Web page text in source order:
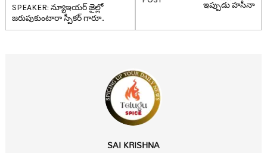
SPEAKER: న్యూఇయ‌ర్ జైల్లో
జ‌రుపుకుంటారా స్పీక‌ర్ గారూ..
ఇప్పుడు హ‌సీనా
SAI KRISHNA